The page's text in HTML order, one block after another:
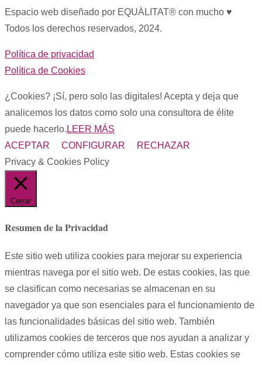
Espacio web diseñado por EQUÀLITAT® con mucho ♥︎
Todos los derechos reservados, 2024.
Política de privacidad
Política de Cookies
¿Cookies? ¡Sí, pero solo las digitales! Acepta y deja que
analicemos los datos como solo una consultora de élite
puede hacerlo. LEER MÁS
ACEPTAR
CONFIGURAR
RECHAZAR
Privacy & Cookies Policy
Cerrar
Resumen de la Privacidad
Este sitio web utiliza cookies para mejorar su experiencia
mientras navega por el sitio web. De estas cookies, las que
se clasifican como necesarias se almacenan en su
navegador ya que son esenciales para el funcionamiento de
las funcionalidades básicas del sitio web. También
utilizamos cookies de terceros que nos ayudan a analizar y
comprender cómo utiliza este sitio web. Estas cookies se